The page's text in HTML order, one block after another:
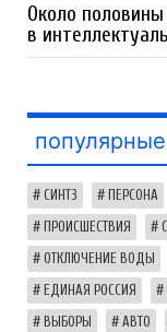
Около
в
СИНТЗ ПЕРСОНА
ПРОИСШЕСТВИЯ
ОТКЛЮЧЕНИЕ ВОДЫ
ЕДИНАЯ РОССИЯ
ВЫБОРЫ АВТО